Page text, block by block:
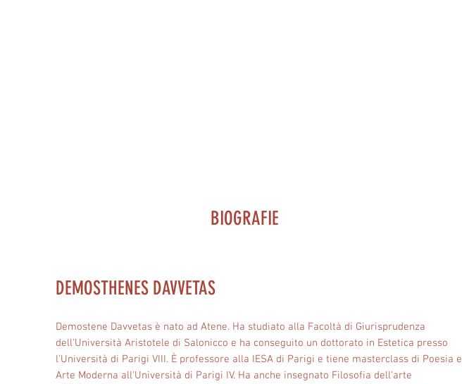
DEMOSTHENES DAVVETAS
Demostene Davvetas è nato ad Atene. Ha studiato alla Facoltà di Giurisprudenza
dell'Università Aristotele di Salonicco e ha conseguito un dottorato in Estetica presso
l'Università di Parigi VIII. È professore alla IESA di Parigi e tiene masterclass di Poesia e
Arte Moderna all'Università di Parigi IV. Ha anche insegnato Filosofia dell'arte
BIOGRAFIE